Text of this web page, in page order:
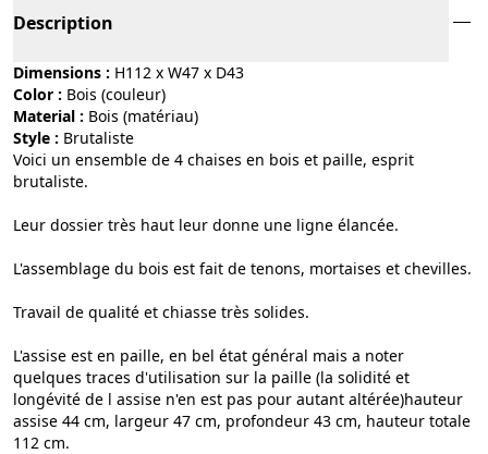
Description
Dimensions : H112 x W47 x D43
Color :
bois (couleur)
Material :
bois (matériau)
Style :
brutaliste
Voici un ensemble de 4 chaises en bois et paille, esprit
brutaliste.
Leur dossier très haut leur donne une ligne élancée.
L'assemblage du bois est fait de tenons, mortaises et chevilles.
Travail de qualité et chiasse très solides.
L'assise est en paille, en bel état général mais a noter
quelques traces d'utilisation sur la paille (la solidité et
longévité de l assise n'en est pas pour autant altérée)hauteur
assise 44 cm, largeur 47 cm, profondeur 43 cm, hauteur totale
112 cm.